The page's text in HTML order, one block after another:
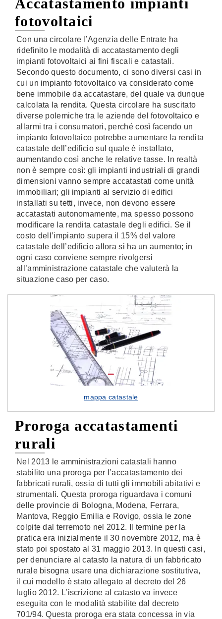
fotovoltaici
Con una circolare l’Agenzia delle Entrate ha
ridefinito le modalità di accatastamento degli
impianti fotovoltaici ai fini fiscali e catastali.
Secondo questo documento, ci sono diversi casi in
cui un impianto fotovoltaico va considerato come
bene immobile da accatastare, del quale va dunque
calcolata la rendita. Questa circolare ha suscitato
diverse polemiche tra le aziende del fotovoltaico e
allarmi tra i consumatori, perché così facendo un
impianto fotovoltaico potrebbe aumentare la rendita
catastale dell’edificio sul quale è installato,
aumentando così anche le relative tasse. In realtà
non è sempre così: gli impianti industriali di grandi
dimensioni vanno sempre accatastati come unità
immobiliari; gli impianti al servizio di edifici
installati su tetti, invece, non devono essere
accatastati autonomamente, ma spesso possono
modificare la rendita catastale degli edifici. Se il
costo dell’impianto supera il 15% del valore
catastale dell’edificio allora si ha un aumento; in
ogni caso conviene sempre rivolgersi
all’amministrazione catastale che valuterà la
situazione caso per caso.
mappa catastale
Proroga accatastamenti
rurali
Nel 2013 le amministrazioni catastali hanno
stabilito una proroga per l’accatastamento dei
fabbricati rurali, ossia di tutti gli immobili abitativi e
strumentali. Questa proroga riguardava i comuni
delle provincie di Bologna, Modena, Ferrara,
Mantova, Reggio Emilia e Rovigo, ossia le zone
colpite dal terremoto nel 2012. Il termine per la
pratica era inizialmente il 30 novembre 2012, ma è
stato poi spostato al 31 maggio 2013. In questi casi,
per denunciare al catasto la natura di un fabbricato
rurale bisogna usare una dichiarazione sostitutiva,
il cui modello è stato allegato al decreto del 26
luglio 2012. L’iscrizione al catasto va invece
eseguita con le modalità stabilite dal decreto
701/94. Questa proroga era stata concessa in via